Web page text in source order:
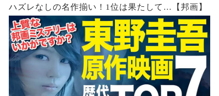
ハズレなしの名作揃い！1位は果たして…【邦画】